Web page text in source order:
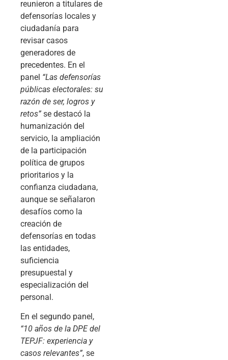
reunieron a titulares de
defensorías locales y
ciudadanía para
revisar casos
generadores de
precedentes. En el
panel “Las defensorías
públicas electorales: su
razón de ser, logros y
retos” se destacó la
humanización del
servicio, la ampliación
de la participación
política de grupos
prioritarios y la
confianza ciudadana,
aunque se señalaron
desafíos como la
creación de
defensorías en todas
las entidades,
suficiencia
presupuestal y
especialización del
personal.
En el segundo panel,
“10 años de la DPE del
TEPJF: experiencia y
casos relevantes”, se